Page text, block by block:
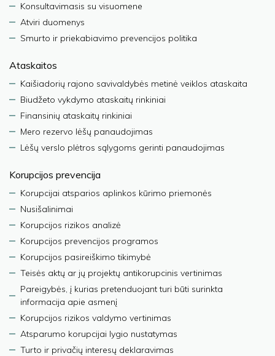
Konsultavimasis su visuomene
Atviri duomenys
Smurto ir priekabiavimo prevencijos politika
Ataskaitos
Kaišiadorių rajono savivaldybės metinė veiklos ataskaita
Biudžeto vykdymo ataskaitų rinkiniai
Finansinių ataskaitų rinkiniai
Mero rezervo lėšų panaudojimas
Lėšų verslo plėtros sąlygoms gerinti panaudojimas
Korupcijos prevencija
Korupcijai atsparios aplinkos kūrimo priemonės
Nusišalinimai
Korupcijos rizikos analizė
Korupcijos prevencijos programos
Korupcijos pasireiškimo tikimybė
Teisės aktų ar jų projektų antikorupcinis vertinimas
Pareigybės, į kurias pretenduojant turi būti surinkta
informacija apie asmenį
Korupcijos rizikos valdymo vertinimas
Atsparumo korupcijai lygio nustatymas
Turto ir privačių interesų deklaravimas